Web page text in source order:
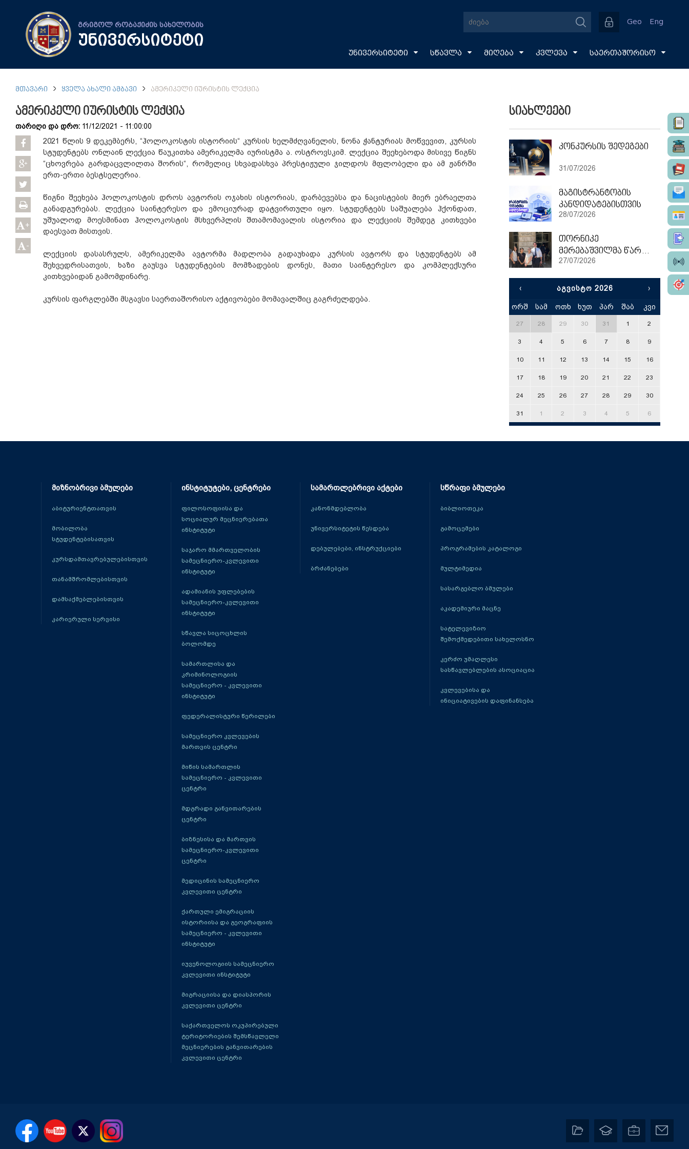
გრიგოლ რობაქიძის სახელობის
უნივერსიტეტი
Geo Eng
უნივერსიტეტი სწავლა მიღება კვლევა საერთაშორისო
ᲛᲗᲐᲕᲐᲠᲘ ᲧᲕᲔᲚᲐ ᲐᲮᲐᲚᲘ ᲐᲛᲑᲐᲕᲘ ᲐᲛᲔᲠᲘᲙᲔᲚᲘ ᲘᲣᲠᲘᲡᲢᲘᲡ ᲚᲔᲥᲪᲘᲐ
ამერიკელი იურისტის ლექცია
თარიღი და დრო: 11/12/2021 - 11:00:00
+
-
2021 წლის 9 დეკემბერს, “ჰოლოკოსტის ისტორიის“ კურსის ხელმძღვანელის, ნონა ჭანტურიას მოწვევით, კურსის
სტუდენტებს ონლაინ ლექცია წაუკითხა ამერიკელმა იურისტმა ა. ოსტროვსკიმ. ლექცია შეეხებოდა მისივე წიგნს
“ცხოვრება გარდაცვლილთა შორის“, რომელიც სხვადასხვა პრესტიჟული ჯილდოს მფლობელი და ამ ჟანრში
ერთ-ერთი ბესტსელერია.
წიგნი შეეხება ჰოლოკოსტის დროს ავტორის ოჯახის ისტორიას, დარბევებსა და ნაცისტების მიერ ებრაელთა
განადგურებას. ლექცია საინტერესო და ემოციურად დატვირთული იყო. სტუდენტებს საშუალება ჰქონდათ,
უშუალოდ მოესმინათ ჰოლოკოსტის მსხვერპლის შთამომავალის ისტორია და ლექციის შემდეგ კითხვები
დაესვათ მისთვის.
ლექციის დასასრულს, ამერიკელმა ავტორმა მადლობა გადაუხადა კურსის ავტორს და სტუდენტებს ამ
შეხვედრისათვის, ხაზი გაუსვა სტუდენტების მომზადების დონეს, მათი საინტერესო და კომპლექსური
კითხვებიდან გამომდინარე.
კურსის ფარგლებში მსგავსი საერთაშორისო აქტივობები მომავალშიც გაგრძელდება.
სიახლეები
კონკურსის შედეგები
31/07/2026
მაგისტრანტობის
კანდიდატებისთვის
28/07/2026
თორნიკე
მერებაშვილმა წარჩინებით დაასრულა ეტვოშ ლორანის უნივერსიტეტის სამაგისტრო პროგრამა
27/07/2026
‹ ᲐᲒᲕᲘᲡᲢᲝ 2026 ›
ორშ სამ ოთხ ხუთ პარ შაბ კვი
27 28 29 30 31 1 2
3 4 5 6 7 8 9
10 11 12 13 14 15 16
17 18 19 20 21 22 23
24 25 26 27 28 29 30
31 1 2 3 4 5 6
მიზნობრივი ბმულები
აბიტურიენტთათვის
მობილობა
სტუდენტებისათვის
კურსდამთავრებულებისთვის
თანამშრომლებისთვის
დამსაქმებლებისთვის
კარიერული სერვისი
ინსტიტუტები, ცენტრები
ფილოსოფიისა და
სოციალურ მეცნიერებათა
ინსტიტუტი
საჯარო მმართველობის
სამეცნიერო-კვლევითი
ინსტიტუტი
ადამიანის უფლებების
სამეცნიერო-კვლევითი
ინსტიტუტი
სწავლა სიცოცხლის
ბოლომდე
სამართლისა და
კრიმინოლოგიის
სამეცნიერო - კვლევითი
ინსტიტუტი
ფედერალისტური წერილები
სამეცნიერო კვლევების
მართვის ცენტრი
მიწის სამართლის
სამეცნიერო - კვლევითი
ცენტრი
მდგრადი განვითარების
ცენტრი
ბიზნესისა და მართვის
სამეცნიერო-კვლევითი
ცენტრი
მედიცინის სამეცნიერო
კვლევითი ცენტრი
ქართული ემიგრაციის
ისტორიისა და გეოგრაფიის
სამეცნიერო - კვლევითი
ინსტიტუტი
იუვენოლოგიის სამეცნიერო
კვლევითი ინსტიტუტი
მიგრაციისა და დიასპორის
კვლევითი ცენტრი
საქართველოს ოკუპირებული
ტერიტორიების შემსწავლელი
მეცნიერების განვითარების
კვლევითი ცენტრი
სამართლებრივი აქტები
კანონმდებლობა
უნივერსიტეტის წესდება
დებულებები, ინსტრუქციები
ბრძანებები
სწრაფი ბმულები
ბიბლიოთეკა
გამოცემები
პროგრამების კატალოგი
მულტიმედია
სასარგებლო ბმულები
აკადემიური მაცნე
სატელევიზიო
შემოქმედებითი სახელოსნო
კერძო უმაღლესი
სასწავლებლების ასოციაცია
კვლევებისა და
ინიციატივების დაფინანსება